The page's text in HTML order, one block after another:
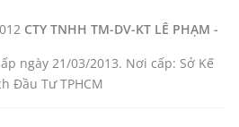
CTY TNHH TM-DV-KT LÊ PHẠM -
ngày 21/03/2013. Nơi cấp: Sở Kế
Đầu Tư TPHCM